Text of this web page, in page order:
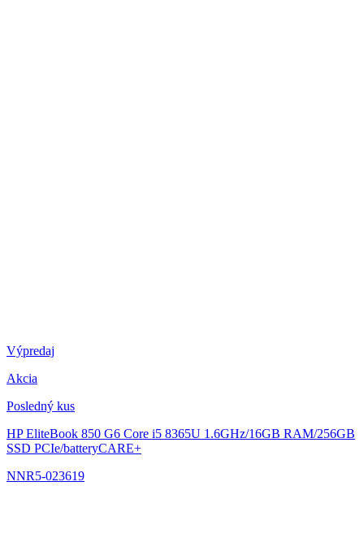
Výpredaj
Akcia
Posledný kus
HP EliteBook 850 G6 Core i5 8365U 1.6GHz/16GB RAM/256GB
SSD PCIe/batteryCARE+
NNR5-023619